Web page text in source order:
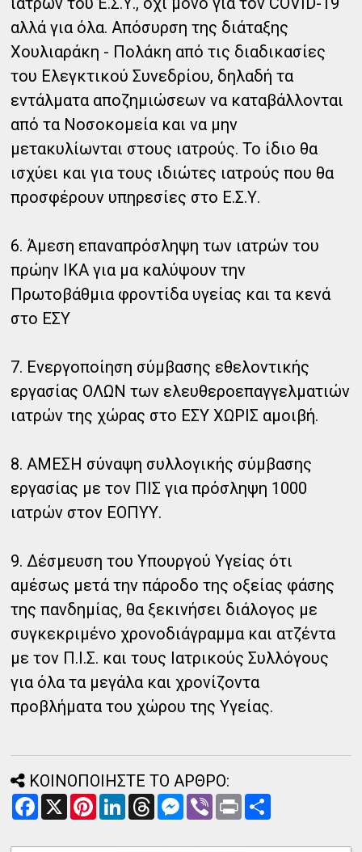
αλλά για όλα. Απόσυρση της διάταξης
Χουλιαράκη - Πολάκη από τις διαδικασίες
του Ελεγκτικού Συνεδρίου, δηλαδή τα
εντάλματα αποζημιώσεων να καταβάλλονται
από τα Νοσοκομεία και να μην
μετακυλίωνται στους ιατρούς. Το ίδιο θα
ισχύει και για τους ιδιώτες ιατρούς που θα
προσφέρουν υπηρεσίες στο Ε.Σ.Υ.
6. Άμεση επαναπρόσληψη των ιατρών του
πρώην ΙΚΑ για μα καλύψουν την
Πρωτοβάθμια φροντίδα υγείας και τα κενά
στο ΕΣΥ
7. Ενεργοποίηση σύμβασης εθελοντικής
εργασίας ΟΛΩΝ των ελευθεροεπαγγελματιών
ιατρών της χώρας στο ΕΣΥ ΧΩΡΙΣ αμοιβή.
8. ΑΜΕΣΗ σύναψη συλλογικής σύμβασης
εργασίας με τον ΠΙΣ για πρόσληψη 1000
ιατρών στον ΕΟΠΥΥ.
9. Δέσμευση του Υπουργού Υγείας ότι
αμέσως μετά την πάροδο της οξείας φάσης
της πανδημίας, θα ξεκινήσει διάλογος με
συγκεκριμένο χρονοδιάγραμμα και ατζέντα
με τον Π.Ι.Σ. και τους Ιατρικούς Συλλόγους
για όλα τα μεγάλα και χρονίζοντα
προβλήματα του χώρου της Υγείας.
ΚΟΙΝΟΠΟΙΗΣΤΕ ΤΟ ΑΡΘΡΟ:
X
M